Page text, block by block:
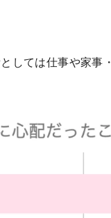
しては仕事や家事